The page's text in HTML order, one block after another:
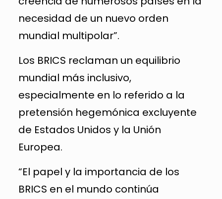
necesidad de un nuevo orden
mundial multipolar”.
Los BRICS reclaman un equilibrio
mundial más inclusivo,
especialmente en lo referido a la
pretensión hegemónica excluyente
de Estados Unidos y la Unión
Europea.
“El papel y la importancia de los
BRICS en el mundo continúa